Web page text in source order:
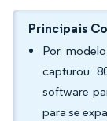
Principais
Por
capturou
software
para se